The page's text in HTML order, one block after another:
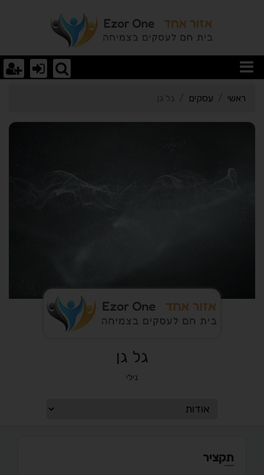
פרטי כרטיס העסק גל גן
ראשי עסקים גל גן
גל גן
נילי
תקציר